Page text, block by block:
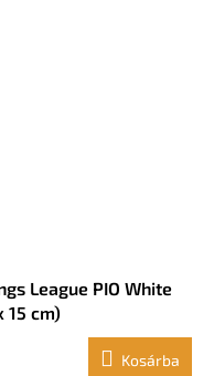
League PIO White
15 cm)
Kosárba